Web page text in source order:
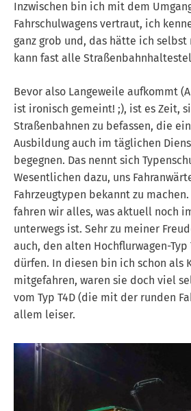
Inzwischen bin ich mit dem
Fahrschulwagens vertraut, ich
ganz grob und, das hätte ich
kann fast alle
Bevor also Langeweile aufkommt
ist ironisch gemeint! ;), ist es Zeit,
Straßenbahnen zu befassen, die
Ausbildung auch im täglichen
begegnen. Das nennt sich
Wesentlichen dazu, uns
Fahrzeugtypen bekannt zu
fahren wir alles, was aktuell noch
unterwegs ist. Sehr zu meiner
auch, den alten Hochflurwagen-Typ
dürfen. In diesen bin ich schon als
mitgefahren, waren sie doch viel
vom Typ T4D (die mit der runden
allem leiser.